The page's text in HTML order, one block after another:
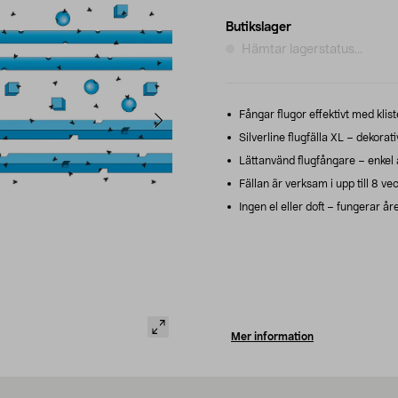
Butikslager
Hämtar lagerstatus...
Fångar flugor effektivt med
Silverline flugfälla XL –
Lättanvänd flugfångare –
Fällan är verksam i upp till 8
Ingen el eller doft – fungerar
Mer information